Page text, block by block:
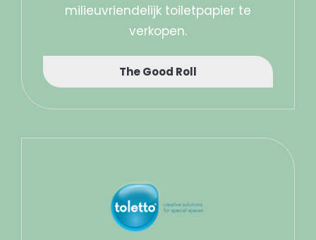
milieuvriendelijk toiletpapier te
verkopen.
The Good Roll